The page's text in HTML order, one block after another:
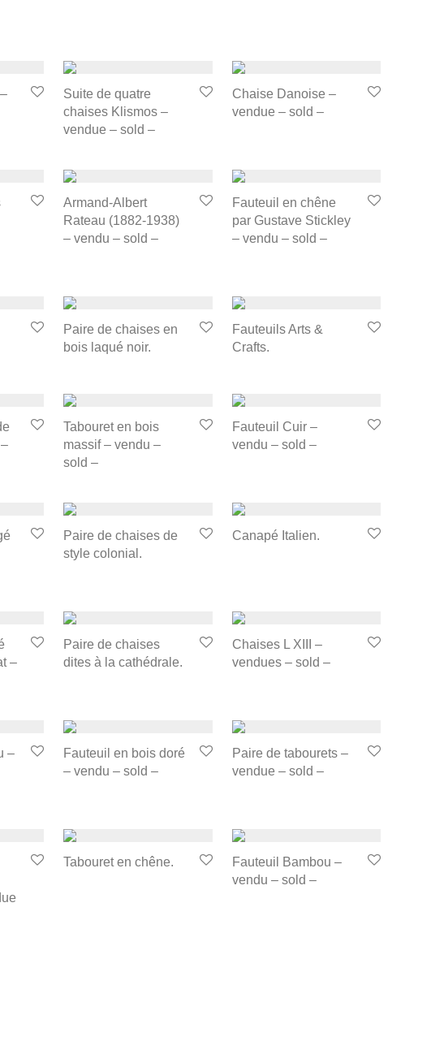
Suite de quatre
chaises Klismos –
vendue – sold –
Chaise Danoise –
vendue – sold –
Armand-Albert
Rateau (1882-1938)
– vendu – sold –
Fauteuil en chêne
par Gustave Stickley
– vendu – sold –
Paire de chaises en
bois laqué noir.
Fauteuils Arts &
Crafts.
Tabouret en bois
massif – vendu –
sold –
Fauteuil Cuir –
vendu – sold –
Paire de chaises de
style colonial.
Canapé Italien.
–
Paire de chaises
dites à la cathédrale.
Chaises L XIII –
vendues – sold –
–
Fauteuil en bois doré
– vendu – sold –
Paire de tabourets –
vendue – sold –
Tabouret en chêne.
Fauteuil Bambou –
vendu – sold –